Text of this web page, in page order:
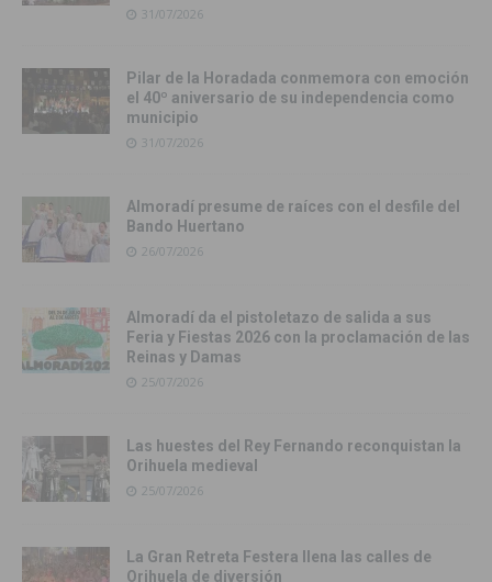
31/07/2026
Pilar de la Horadada conmemora con emoción
el 40º aniversario de su independencia como
municipio
31/07/2026
Almoradí presume de raíces con el desfile del
Bando Huertano
26/07/2026
Almoradí da el pistoletazo de salida a sus
Feria y Fiestas 2026 con la proclamación de las
Reinas y Damas
25/07/2026
Las huestes del Rey Fernando reconquistan la
Orihuela medieval
25/07/2026
La Gran Retreta Festera llena las calles de
Orihuela de diversión